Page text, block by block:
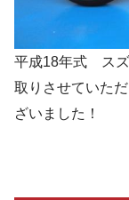
平成18年式 ス
取りさせていた
ざいました！